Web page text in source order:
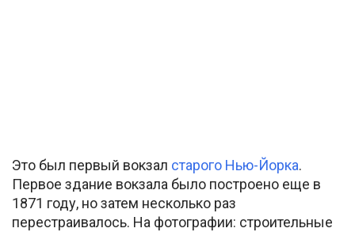
Это был первый вокзал старого Нью-Йорка.
Первое здание вокзала было построено еще в
1871 году, но затем несколько раз
перестраивалось. На фотографии: строительные